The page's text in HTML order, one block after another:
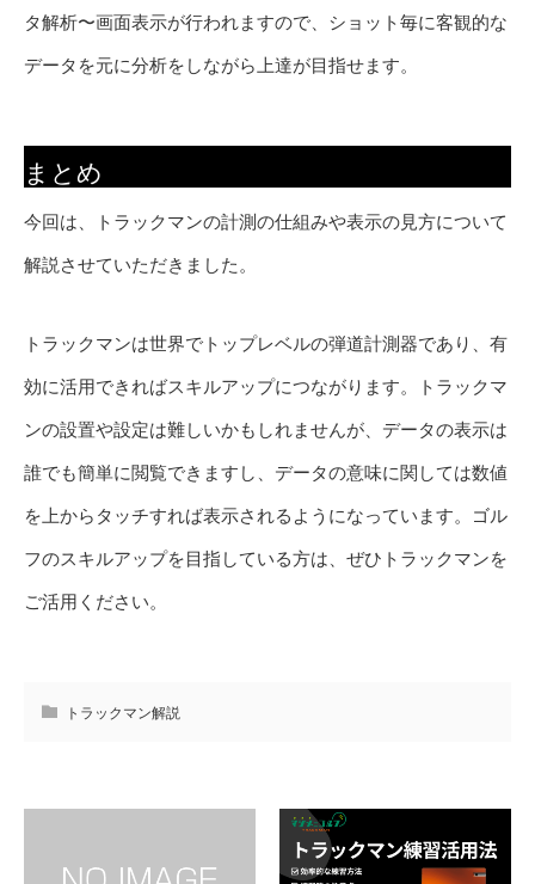
タ解析〜画面表示が行われますので、ショット毎に客観的な
データを元に分析をしながら上達が目指せます。
まとめ
今回は、トラックマンの計測の仕組みや表示の見方について
解説させていただきました。
トラックマンは世界でトップレベルの弾道計測器であり、有
効に活用できればスキルアップにつながります。トラックマ
ンの設置や設定は難しいかもしれませんが、データの表示は
誰でも簡単に閲覧できますし、データの意味に関しては数値
を上からタッチすれば表示されるようになっています。ゴル
フのスキルアップを目指している方は、ぜひトラックマンを
ご活用ください。
トラックマン解説